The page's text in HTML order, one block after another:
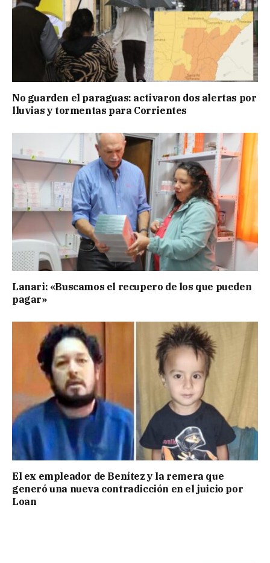
No guarden el paraguas: activaron dos alertas por
lluvias y tormentas para Corrientes
Lanari: «Buscamos el recupero de los que pueden
pagar»
El ex empleador de Benítez y la remera que
generó una nueva contradicción en el juicio por
Loan